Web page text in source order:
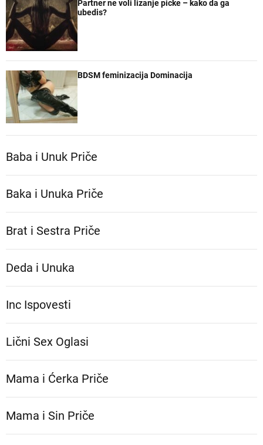
Partner ne voli lizanje picke – kako da ga
ubedis?
BDSM feminizacija Dominacija
Baba i Unuk Priče
Baka i Unuka Pričе
Brat i Sestra Priče
Deda i Unuka
Inc Ispovesti
Lični Sex Oglasi
Mama i Ćerka Priče
Mama i Sin Priče